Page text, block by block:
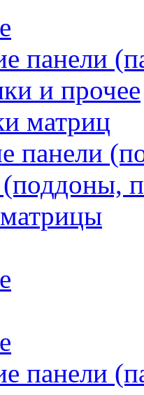
панели
и прочее
матриц
панели
панели